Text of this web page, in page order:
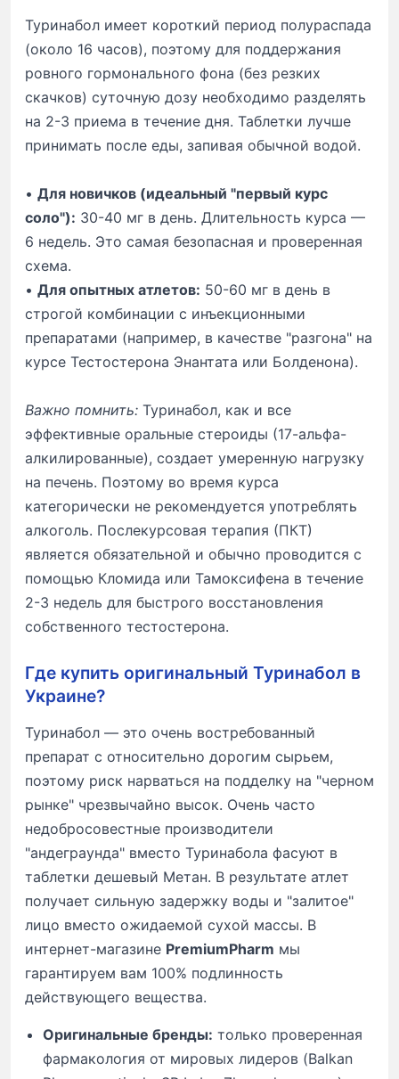
Туринабол имеет короткий период полураспада
(около 16 часов), поэтому для поддержания
ровного гормонального фона (без резких
скачков) суточную дозу необходимо разделять
на 2-3 приема в течение дня. Таблетки лучше
принимать после еды, запивая обычной водой.
• Для новичков (идеальный "первый курс
соло"): 30-40 мг в день. Длительность курса —
6 недель. Это самая безопасная и проверенная
схема.
• Для опытных атлетов: 50-60 мг в день в
строгой комбинации с инъекционными
препаратами (например, в качестве "разгона" на
курсе Тестостерона Энантата или Болденона).
Важно помнить: Туринабол, как и все
эффективные оральные стероиды (17-альфа-
алкилированные), создает умеренную нагрузку
на печень. Поэтому во время курса
категорически не рекомендуется употреблять
алкоголь. Послекурсовая терапия (ПКТ)
является обязательной и обычно проводится с
помощью Кломида или Тамоксифена в течение
2-3 недель для быстрого восстановления
собственного тестостерона.
Где купить оригинальный Туринабол в
Украине?
Туринабол — это очень востребованный
препарат с относительно дорогим сырьем,
поэтому риск нарваться на подделку на "черном
рынке" чрезвычайно высок. Очень часто
недобросовестные производители
"андеграунда" вместо Туринабола фасуют в
таблетки дешевый Метан. В результате атлет
получает сильную задержку воды и "залитое"
лицо вместо ожидаемой сухой массы. В
интернет-магазине PremiumPharm мы
гарантируем вам 100% подлинность
действующего вещества.
Оригинальные бренды: только проверенная
фармакология от мировых лидеров (Balkan